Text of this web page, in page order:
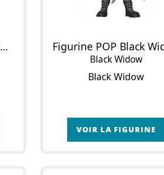
Figurine POP Black Widow
Black Widow
Black Widow
VOIR LA FIGURINE